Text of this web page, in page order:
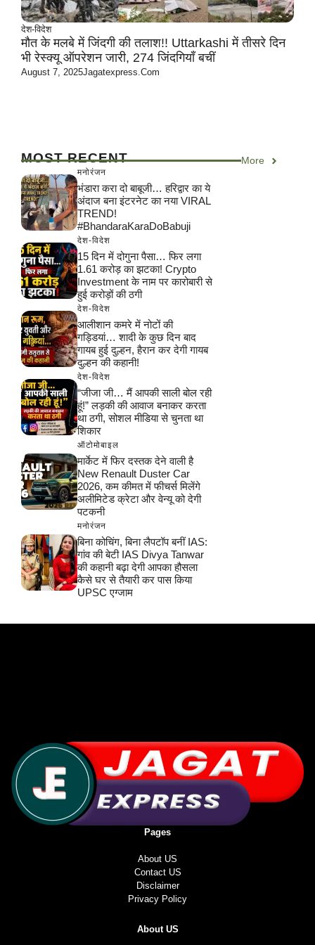
देश-विदेश
मौत के मलबे में जिंदगी की तलाश!! Uttarkashi में तीसरे दिन
भी रेस्क्यू ऑपरेशन जारी, 274 जिंदगियाँ बचीं
August 7, 2025Jagatexpress.com
MOST RECENT More
मनोरंजन
भंडारा करा दो बाबूजी… हरिद्वार का ये
अंदाज बना इंटरनेट का नया VIRAL
TREND!
#BhandaraKaraDoBabuji
देश-विदेश
15 दिन में दोगुना पैसा… फिर लगा
1.61 करोड़ का झटका! Crypto
Investment के नाम पर कारोबारी से
हुई करोड़ों की ठगी
देश-विदेश
आलीशान कमरे में नोटों की
गड्डियां… शादी के कुछ दिन बाद
गायब हुई दुल्हन, हैरान कर देगी गायब
दुल्हन की कहानी!
देश-विदेश
“जीजा जी… मैं आपकी साली बोल रही
हूं!” लड़की की आवाज बनाकर करता
था ठगी, सोशल मीडिया से चुनता था
शिकार
ऑटोमोबाइल
मार्केट में फिर दस्तक देने वाली है
New Renault Duster Car
2026, कम कीमत में फीचर्स मिलेंगे
अलीमिटेड क्रेटा और वेन्यू को देगी
पटकनी
मनोरंजन
बिना कोचिंग, बिना लैपटॉप बनीं IAS:
गांव की बेटी IAS Divya Tanwar
की कहानी बढ़ा देगी आपका हौसला
कैसे घर से तैयारी कर पास किया
UPSC एग्जाम
Pages
About US
Contact US
Disclaimer
Privacy Policy
About US